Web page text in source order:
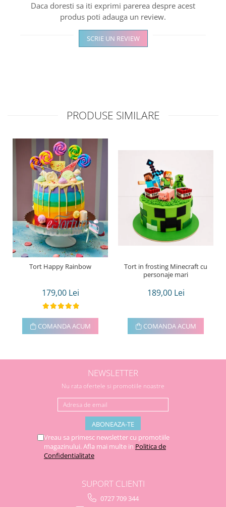
Daca doresti sa iti exprimi parerea despre acest
produs poti adauga un review.
SCRIE UN REVIEW
PRODUSE SIMILARE
Tort Happy Rainbow
179,00 Lei
COMANDA ACUM
Tort in frosting Minecraft cu
personaje mari
189,00 Lei
COMANDA ACUM
NEWSLETTER
Nu rata ofertele si promotiile noastre
Vreau sa primesc newsletter cu promotiile
magazinului. Afla mai multe in Politica de
Confidentialitate
SUPORT CLIENTI
0727 709 344